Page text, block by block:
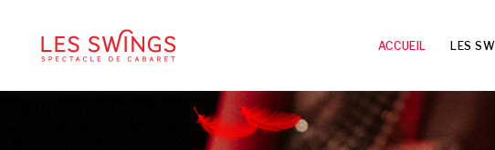
ACCUEIL LES